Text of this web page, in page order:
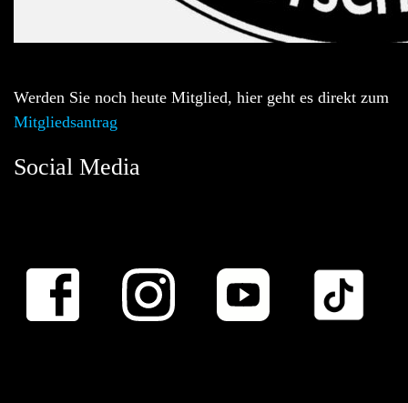
Werden Sie noch heute Mitglied, hier geht es direkt zum
Mitgliedsantrag
Social Media